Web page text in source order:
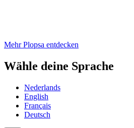
Mehr Plopsa entdecken
Wähle deine Sprache
Nederlands
English
Français
Deutsch